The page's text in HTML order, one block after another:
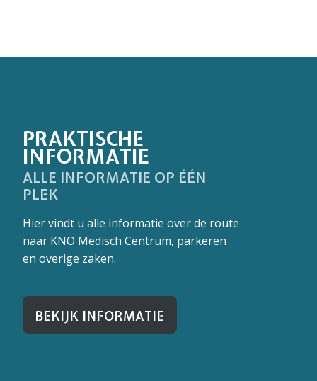
PRAKTISCHE
INFORMATIE
ALLE INFORMATIE OP ÉÉN
PLEK
Hier vindt u alle informatie over de route
naar KNO Medisch Centrum, parkeren
en overige zaken.
BEKIJK INFORMATIE